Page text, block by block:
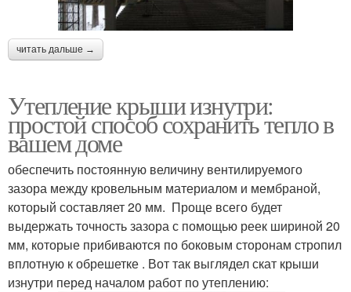
читать дальше →
Утепление крыши изнутри:
простой способ сохранить тепло в
вашем доме
обеспечить постоянную величину вентилируемого
зазора между кровельным материалом и мембраной,
который составляет 20 мм. Проще всего будет
выдержать точность зазора с помощью реек шириной 20
мм, которые прибиваются по боковым сторонам стропил
вплотную к обрешетке . Вот так выглядел скат крыши
изнутри перед началом работ по утеплению: